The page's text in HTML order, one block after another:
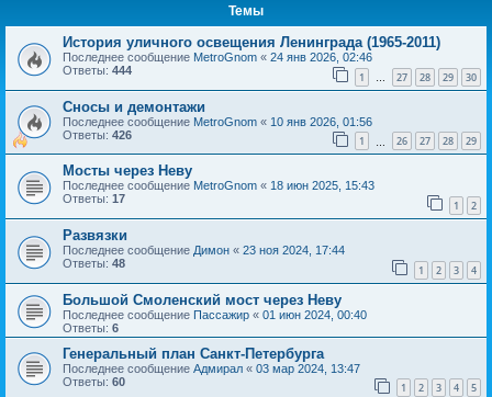
Темы
История уличного освещения Ленинграда (1965-2011)
Последнее сообщение MetroGnom « 24 янв 2026, 02:46
Ответы: 444 1 … 27 28 29 30
Сносы и демонтажи
Последнее сообщение MetroGnom « 10 янв 2026, 01:56
Ответы: 426 1 26 27 28 29
Мосты через Неву
Последнее сообщение MetroGnom « 18 июн 2025, 15:43
Ответы: 17 1 2
Развязки
Последнее сообщение Димон « 23 ноя 2024, 17:44
Ответы: 48 1 2 3 4
Большой Смоленский мост через Неву
Последнее сообщение Пассажир « 01 июн 2024, 00:40
Ответы: 6
Генеральный план Санкт-Петербурга
Последнее сообщение Адмирал « 03 мар 2024, 13:47
Ответы: 60 1 2 3 4 5